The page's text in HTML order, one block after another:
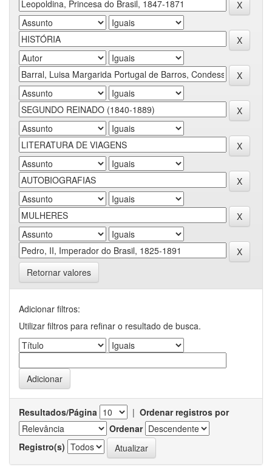
Retornar valores
Adicionar filtros:
Utilizar filtros para refinar o resultado de busca.
Resultados/Página | Ordenar registros por
Ordenar
Registro(s)